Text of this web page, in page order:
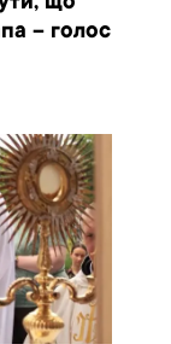
– голос